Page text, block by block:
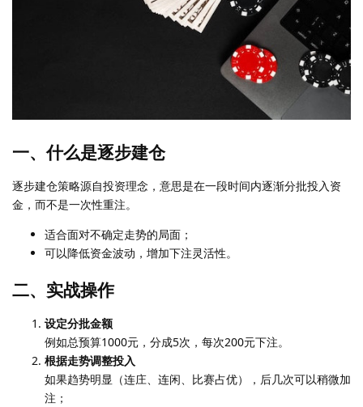
一、什么是逐步建仓
逐步建仓策略源自投资理念，意思是在一段时间内逐渐分批投入资
金，而不是一次性重注。
适合面对不确定走势的局面；
可以降低资金波动，增加下注灵活性。
二、实战操作
设定分批金额
例如总预算1000元，分成5次，每次200元下注。
根据走势调整投入
如果趋势明显（连庄、连闲、比赛占优），后几次可以稍微加
注；